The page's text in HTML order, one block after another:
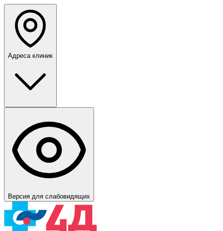
Адреса клиник
Версия для слабовидящих